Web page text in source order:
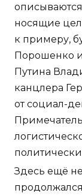
носящие
к примеру,
Порошенко
Путина
канцлера
от социал-
Здесь ещё